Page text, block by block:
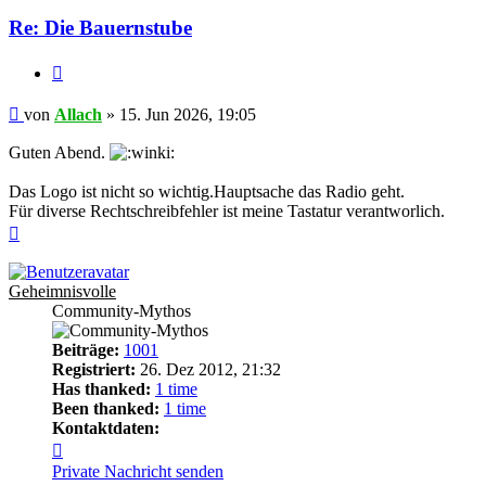
Re: Die Bauernstube
Beitrag
von Allach » 15. Jun 2026, 19:05
Guten Abend.
Das Logo ist nicht so wichtig.Hauptsache das Radio geht.
Für diverse Rechtschreibfehler ist meine Tastatur verantworlich.
Geheimnisvolle
Community-Mythos
Beiträge: 1001
Registriert: 26. Dez 2012, 21:32
Has thanked: 1 time
Been thanked: 1 time
Kontaktdaten:
von
Private Nachricht senden